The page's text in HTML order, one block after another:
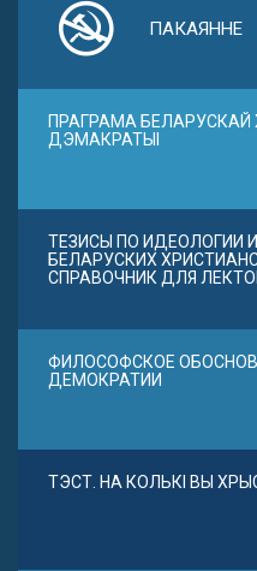
ПАКАЯННЕ
ПРАГРАМА БЕЛАРУСКАЙ
ДЭМАКРАТЫІ
ТЕЗИСЫ ПО
БЕЛАРУСКИХ
СПРАВОЧНИК ДЛЯ
ФИЛОСОФСКОЕ
ДЕМОКРАТИИ
ТЭСТ. НА КОЛЬКІ ВЫ